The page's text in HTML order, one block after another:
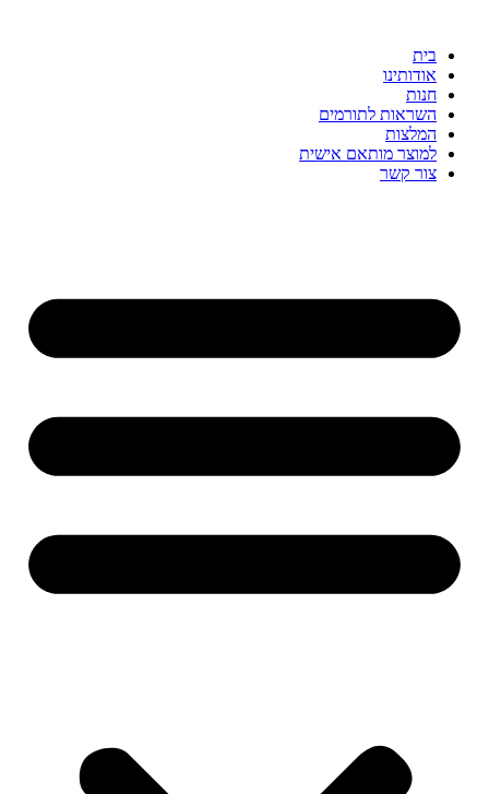
בית
אודותינו
חנות
השראות לתורמים
המלצות
למוצר מותאם אישית
צור קשר